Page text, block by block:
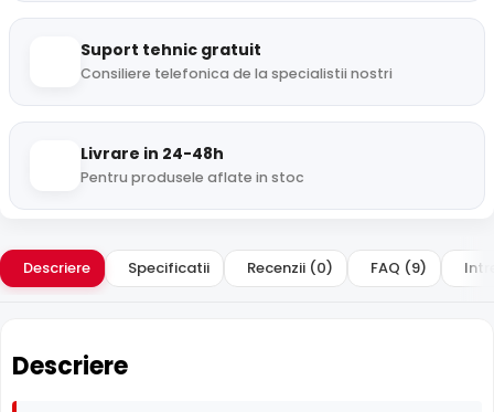
Suport tehnic gratuit
Consiliere telefonica de la specialistii nostri
Livrare in 24-48h
Pentru produsele aflate in stoc
Descriere Specificatii Recenzii (0) FAQ (9)
Descriere